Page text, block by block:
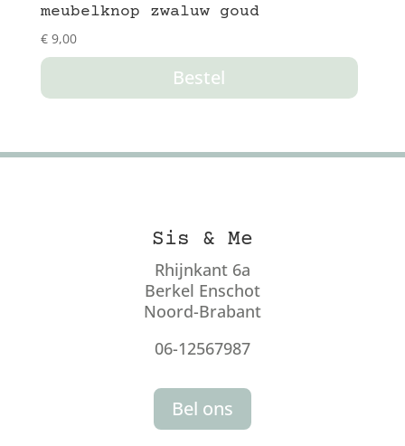
meubelknop zwaluw goud
€9,00
Bestel
Sis & Me
Rhijnkant 6a
Berkel Enschot
Noord-Brabant
06-12567987
Bel ons